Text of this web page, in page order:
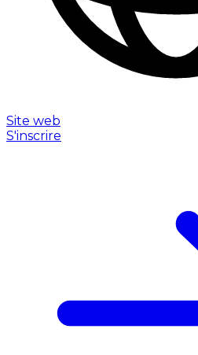
Site web
S'inscrire